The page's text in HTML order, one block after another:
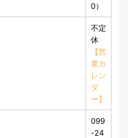
0）
不定
休
【営
業カ
レン
ダ
ー】
099
-24